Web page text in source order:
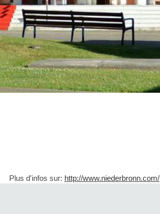
Plus d'infos sur: http://www.niederbronn.com/